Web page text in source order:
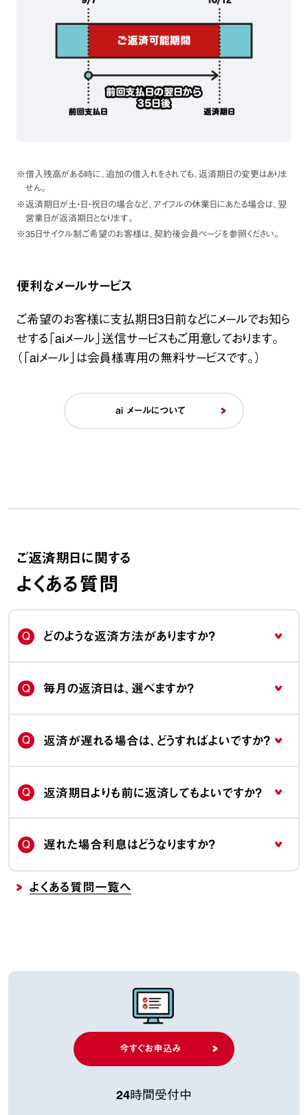
※借入残高がある時に、追加の借入れをされても、返済期日の変更はありま
せん。
※返済期日が土・日・祝日の場合など、アイフルの休業日にあたる場合は、翌
営業日が返済期日となります。
※35日サイクル制ご希望のお客様は、契約後会員ページを参照ください。
便利なメールサービス
ご希望のお客様に支払期日3日前などにメールでお知ら
せする「aiメール」送信サービスもご用意しております。
（「aiメール」は会員様専用の無料サービスです。）
ai メールについて
ご返済期日に関する
よくある質問
Q どのような返済方法がありますか？
Q 毎月の返済日は、選べますか？
Q 返済が遅れる場合は、どうすればよいですか？
Q 返済期日よりも前に返済してもよいですか？
Q 遅れた場合利息はどうなりますか？
よくある質問一覧へ
今すぐお申込み
24時間受付中